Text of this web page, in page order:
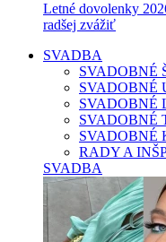
Letné dovolenky
radšej zvážiť
SVADBA
SVADOBNÉ
SVADOBNÉ
SVADOBNÉ
SVADOBNÉ
SVADOBNÉ
RADY A
SVADBA